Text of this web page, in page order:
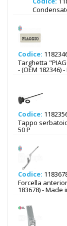
Codice:
Targhetta
- (OEM 182346)
Codice:
Tappo serbatoio
50 P
Codice:
Forcella
183678) - Made